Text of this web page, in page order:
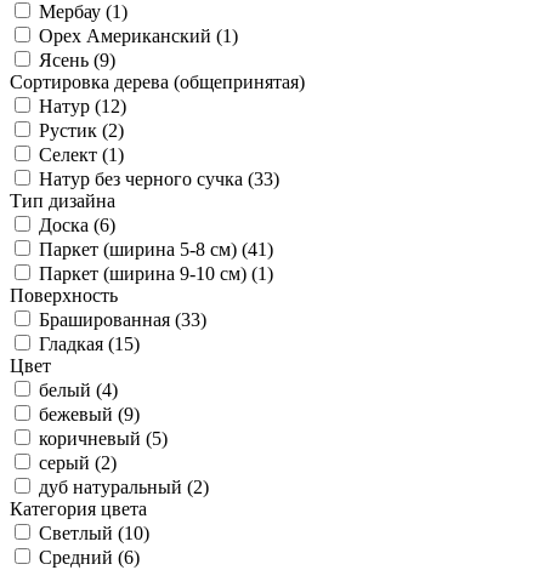
Мербау (1)
Орех Американский (1)
Ясень (9)
Сортировка дерева (общепринятая)
Натур (12)
Рустик (2)
Селект (1)
Натур без черного сучка (33)
Тип дизайна
Доска (6)
Паркет (ширина 5-8 см) (41)
Паркет (ширина 9-10 см) (1)
Поверхность
Брашированная (33)
Гладкая (15)
Цвет
белый (4)
бежевый (9)
коричневый (5)
серый (2)
дуб натуральный (2)
Категория цвета
Светлый (10)
Средний (6)